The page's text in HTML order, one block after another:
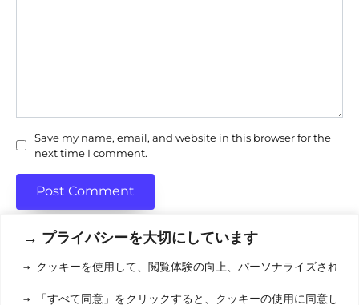
→ プライバシーを大切にしています
→ クッキーを使用して、閲覧体験の向上、パーソナライズされた
→ 「すべて同意」をクリックすると、クッキーの使用に同意した
Save my name, email, and website in this browser for the
next time I comment.
利用規約(りようきやく